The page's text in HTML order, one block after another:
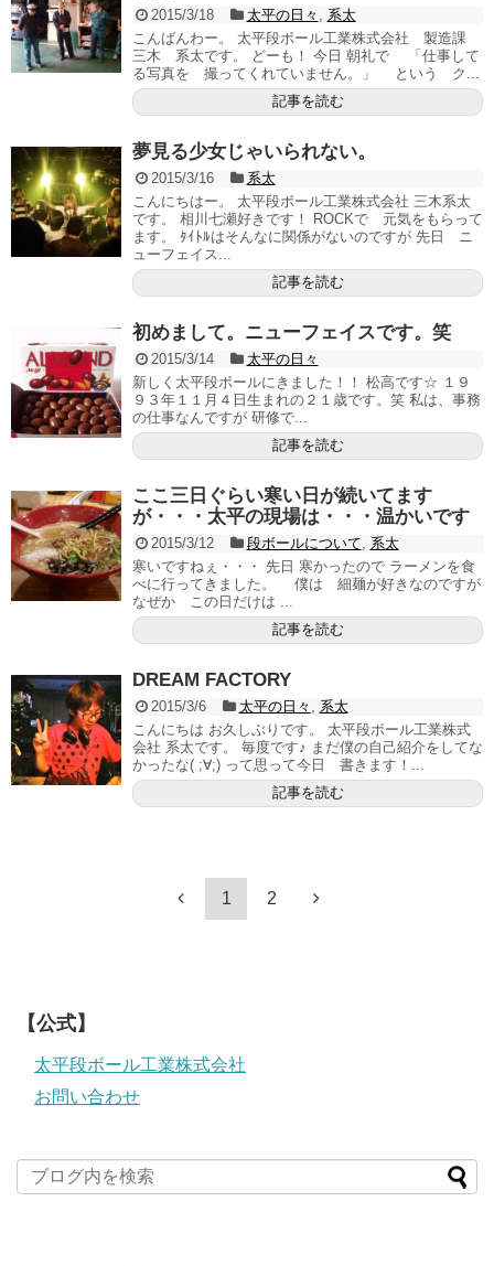
2015/3/18 太平の日々
系太
こんばんわー。 太平段ボール工業株式会社 製造課
三木 系太です。 どーも！ 今日 朝礼で 「仕事して
る写真を 撮ってくれていません。」 という ク...
記事を読む
夢見る少女じゃいられない。
2015/3/16
系太
こんにちはー。 太平段ボール工業株式会社 三木系太
です。 相川七瀬好きです！ ROCKで 元気をもらって
ます。 ﾀｲﾄﾙはそんなに関係がないのですが 先日 ニ
ューフェイス...
記事を読む
初めまして。ニューフェイスです。笑
2015/3/14
太平の日々
新しく太平段ボールにきました！！ 松高です☆ １９
９３年１１月４日生まれの２１歳です。笑 私は、事務
の仕事なんですが 研修で...
記事を読む
ここ三日ぐらい寒い日が続いてます
が・・・太平の現場は・・・温かいです
2015/3/12 段ボールについて
系太
寒いですねぇ・・・ 先日 寒かったので ラーメンを食
べに行ってきました。 僕は 細麺が好きなのですが
なぜか この日だけは ...
記事を読む
DREAM FACTORY
2015/3/6 太平の日々
系太
こんにちは お久しぶりです。 太平段ボール工業株式
会社 系太です。 毎度です♪ まだ僕の自己紹介をしてな
かったな( ;∀;) って思って今日 書きます！...
記事を読む
1 2
【公式】
太平段ボール工業株式会社
お問い合わせ